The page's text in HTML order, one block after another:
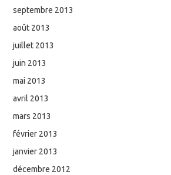
septembre 2013
août 2013
juillet 2013
juin 2013
mai 2013
avril 2013
mars 2013
février 2013
janvier 2013
décembre 2012